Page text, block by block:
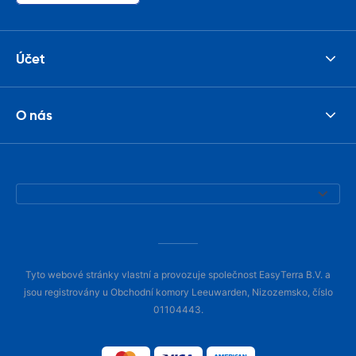
Účet
O nás
Tyto webové stránky vlastní a provozuje společnost EasyTerra B.V. a
jsou registrovány u Obchodní komory Leeuwarden, Nizozemsko, číslo
01104443.